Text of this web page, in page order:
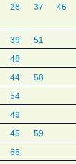
28 37
46
39 51
48
44 58
54
49
45 59
55